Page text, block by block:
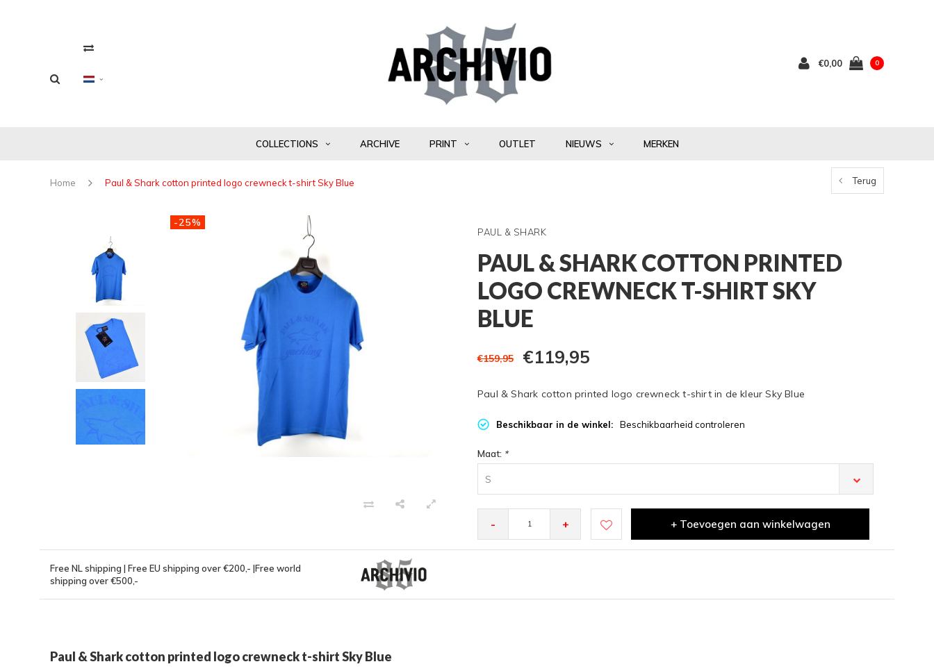
€0,00 0
COLLECTIONS ARCHIVE PRINT OUTLET NIEUWS MERKEN
Home Paul & Shark cotton printed logo crewneck t-shirt Sky Blue Terug
-25%
PAUL & SHARK
PAUL & SHARK COTTON PRINTED
LOGO CREWNECK T-SHIRT SKY
BLUE
€159,95 €119,95
Paul & Shark cotton printed logo crewneck t-shirt in de kleur Sky Blue
Beschikbaar in de winkel: Beschikbaarheid controleren
Maat: *
S
- + + Toevoegen aan winkelwagen
Free NL shipping | Free EU shipping over €200,- |Free world
shipping over €500,-
Paul & Shark cotton printed logo crewneck t-shirt Sky Blue